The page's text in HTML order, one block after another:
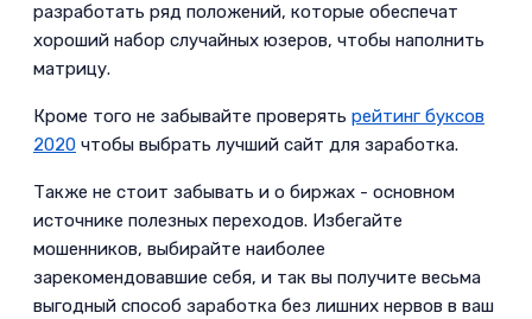
разработать ряд положений, которые обеспечат
хороший набор случайных юзеров, чтобы наполнить
матрицу.­
Кроме того не забывайте проверять рейтинг буксов
2020 чтобы выбрать лучший сайт для заработка.­
Также не стоит забывать и о биржах - основном
источнике полезных переходов. Избегайте
мошенников, выбирайте наиболее
зарекомендовавшие себя, и так вы получите весьма
выгодный способ заработка без лишних нервов в ваш